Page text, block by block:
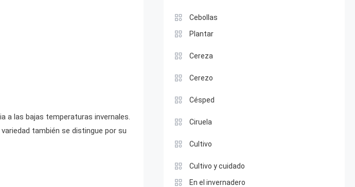
a las bajas temperaturas invernales.
también se distingue por su
Cebollas
Plantar
Cereza
Cerezo
Césped
Ciruela
Cultivo
Cultivo y cuidado
En el invernadero